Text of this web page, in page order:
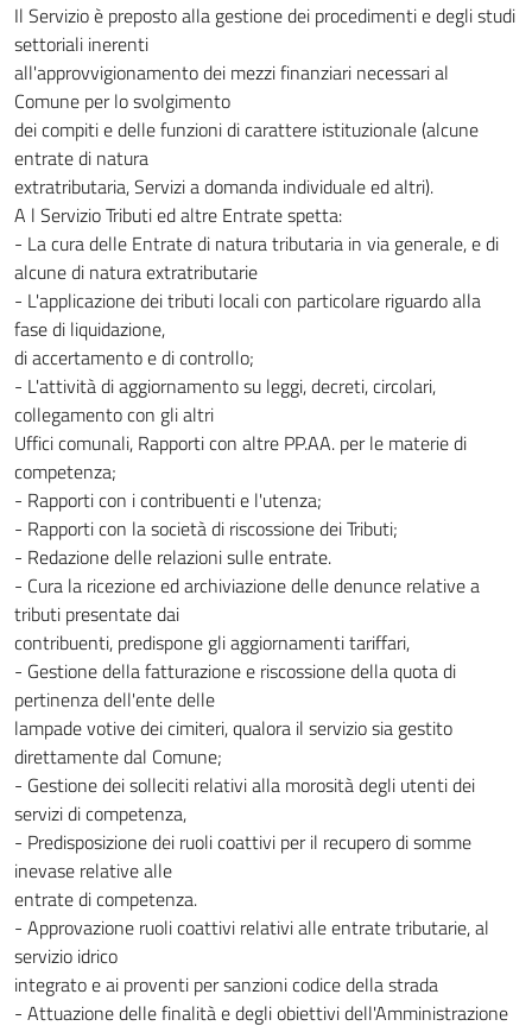
Il Servizio è preposto alla gestione dei procedimenti e degli studi
settoriali inerenti
all'approvvigionamento dei mezzi finanziari necessari al
Comune per lo svolgimento
dei compiti e delle funzioni di carattere istituzionale (alcune
entrate di natura
extratributaria, Servizi a domanda individuale ed altri).
A l Servizio Tributi ed altre Entrate spetta:
- La cura delle Entrate di natura tributaria in via generale, e di
alcune di natura extratributarie
- L'applicazione dei tributi locali con particolare riguardo alla
fase di liquidazione,
di accertamento e di controllo;
- L'attività di aggiornamento su leggi, decreti, circolari,
collegamento con gli altri
Uffici comunali, Rapporti con altre PP.AA. per le materie di
competenza;
- Rapporti con i contribuenti e l'utenza;
- Rapporti con la società di riscossione dei Tributi;
- Redazione delle relazioni sulle entrate.
- Cura la ricezione ed archiviazione delle denunce relative a
tributi presentate dai
contribuenti, predispone gli aggiornamenti tariffari,
- Gestione della fatturazione e riscossione della quota di
pertinenza dell'ente delle
lampade votive dei cimiteri, qualora il servizio sia gestito
direttamente dal Comune;
- Gestione dei solleciti relativi alla morosità degli utenti dei
servizi di competenza,
- Predisposizione dei ruoli coattivi per il recupero di somme
inevase relative alle
entrate di competenza.
- Approvazione ruoli coattivi relativi alle entrate tributarie, al
servizio idrico
integrato e ai proventi per sanzioni codice della strada
- Attuazione delle finalità e degli obiettivi dell'Amministrazione